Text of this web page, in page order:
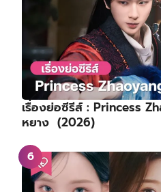
เรื่องย่อซีรีส์ : Princess
หยาง (2026)